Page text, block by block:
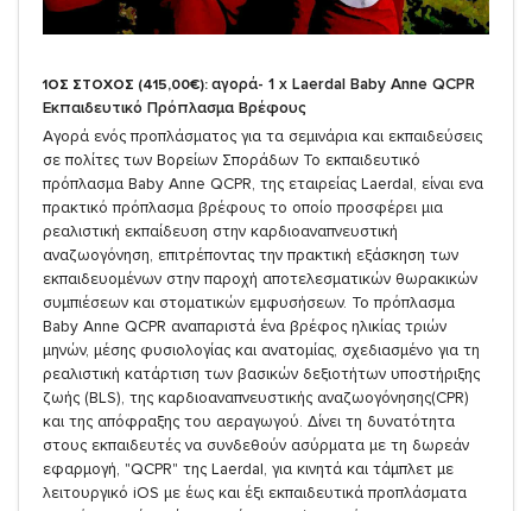
1ΟΣ ΣΤΟΧΟΣ (415,00€): αγορά- 1 x Laerdal Baby Anne QCPR
Εκπαιδευτικό Πρόπλασμα Βρέφους
Αγορά ενός προπλάσματος για τα σεμινάρια και εκπαιδεύσεις
σε πολίτες των Βορείων Σποράδων Το εκπαιδευτικό
πρόπλασμα Baby Anne QCPR, της εταιρείας Laerdal, είναι ενα
πρακτικό πρόπλασμα βρέφους το οποίο προσφέρει μια
ρεαλιστική εκπαίδευση στην καρδιοαναπνευστική
αναζωογόνηση, επιτρέποντας την πρακτική εξάσκηση των
εκπαιδευομένων στην παροχή αποτελεσματικών θωρακικών
συμπιέσεων και στοματικών εμφυσήσεων. Το πρόπλασμα
Baby Anne QCPR αναπαριστά ένα βρέφος ηλικίας τριών
μηνών, μέσης φυσιολογίας και ανατομίας, σχεδιασμένο για τη
ρεαλιστική κατάρτιση των βασικών δεξιοτήτων υποστήριξης
ζωής (BLS), της καρδιοαναπνευστικής αναζωογόνησης(CPR)
και της απόφραξης του αεραγωγού. Δίνει τη δυνατότητα
στους εκπαιδευτές να συνδεθούν ασύρματα με τη δωρεάν
εφαρμογή, "QCPR" της Laerdal, για κινητά και τάμπλετ με
λειτουργικό iOS με έως και έξι εκπαιδευτικά προπλάσματα